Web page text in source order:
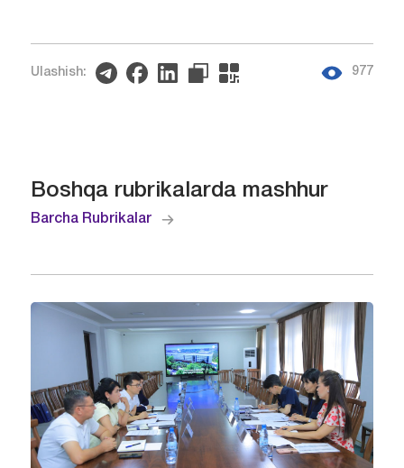
Ulashish: 977
Boshqa rubrikalarda mashhur
Barcha Rubrikalar